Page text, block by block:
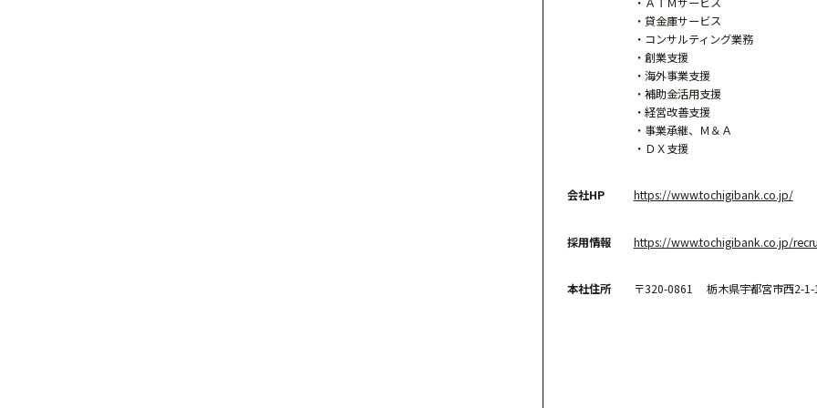
・貸金庫サービス
・コンサルティング業務
・創業支援
・海外事業支援
・補助金活用支援
・経営改善支援
・事業承継、Ｍ＆Ａ
・ＤＸ支援
会社HP https://www.tochigibank.co.jp/
採用情報 https://www.tochigibank.co.jp/
本社住所 〒320-0861 栃木県宇都宮市西2-1-